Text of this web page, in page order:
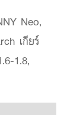
Neo,
เกียร์
1.8,